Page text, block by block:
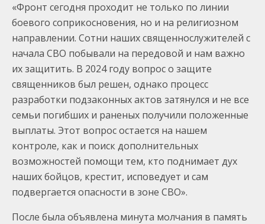
«Фронт сегодня проходит не только по линии
боевого соприкосновения, но и на религиозном
направлении. Сотни наших священнослужителей с
начала СВО побывали на передовой и нам важно
их защитить. В 2024 году вопрос о защите
священников был решен, однако процесс
разработки подзаконных актов затянулся и не все
семьи погибших и раненых получили положенные
выплаты. Этот вопрос остается на нашем
контроле, как и поиск дополнительных
возможностей помощи тем, кто поднимает дух
наших бойцов, крестит, исповедует и сам
подвергается опасности в зоне СВО».
После была объявлена минута молчания в память